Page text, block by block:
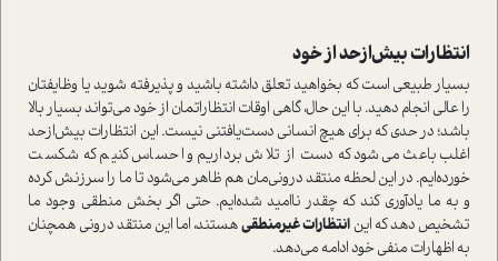
انتظارات بیش‌از‌حد از خود
بسیار طبیعی است که بخواهید تعلق داشته باشید و پذیرفته شوید یا وظایفتان
را عالی انجام دهید. با این حال، گاهی اوقات انتظاراتمان از خود می‌تواند بسیار بالا
باشد؛ در حدی که برای هیچ انسانی دست‌یافتنی نیست. این انتظارات بیش‌از‌حد
اغلب باعث می‌شود که دست از تلاش برداریم و احساس کنیم که شکست
خورده‌ایم. در این لحظه منتقد درونی‌مان هم ظاهر می‌شود تا ما را سرزنش کرده
و به ما یادآوری کند که چقدر نا‌امید شده‌ایم. حتی اگر بخش منطقی وجود ما
تشخیص دهد که این انتظارات غیرمنطقیهستند، اما این منتقد درونی همچنان
به اظهارات منفی خود ادامه می‌دهد.